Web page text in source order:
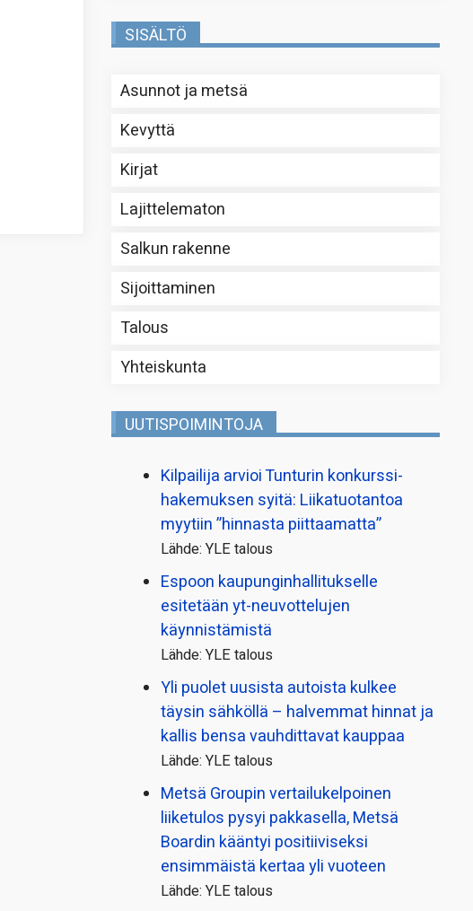
SISÄLTÖ
Asunnot ja metsä
Kevyttä
Kirjat
Lajittelematon
Salkun rakenne
Sijoittaminen
Talous
Yhteiskunta
UUTISPOIMINTOJA
Kilpailija arvioi Tunturin konkurssi­
hakemuksen syitä: Liikatuotantoa
myytiin ”hinnasta piittaamatta”
Lähde: YLE talous
Espoon kaupungin­hallitukselle
esitetään yt-neuvottelujen
käynnistämistä
Lähde: YLE talous
Yli puolet uusista autoista kulkee
täysin sähköllä – halvemmat hinnat ja
kallis bensa vauhdittavat kauppaa
Lähde: YLE talous
Metsä Groupin vertailu­kelpoinen
liiketulos pysyi pakkasella, Metsä
Boardin kääntyi positiiviseksi
ensimmäistä kertaa yli vuoteen
Lähde: YLE talous